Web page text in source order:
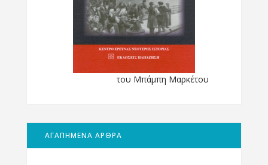
του Μπάμπη Μαρκέτου
ΑΓΑΠΗΜΕΝΑ ΑΡΘΡΑ